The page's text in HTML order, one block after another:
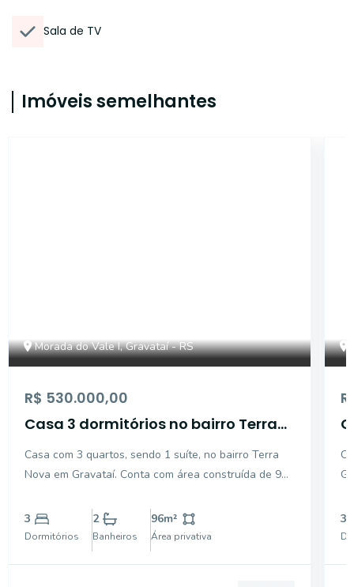
Sala de TV
Imóveis semelhantes
Morada do Vale I, Gravataí - RS
R$ 530.000,00
Casa 3 dormitórios no bairro Terra
Casa com 3 quartos, sendo 1 suíte, no bairro Terra
Nova em Gravataí. Conta com área construída de 96
aberturas em PVC branco, sala de estar e cozinha
integradas com pé-direito alto e lareira, além de
3
Dormitórios
2
Banheiros
96m²
Área privativa
3